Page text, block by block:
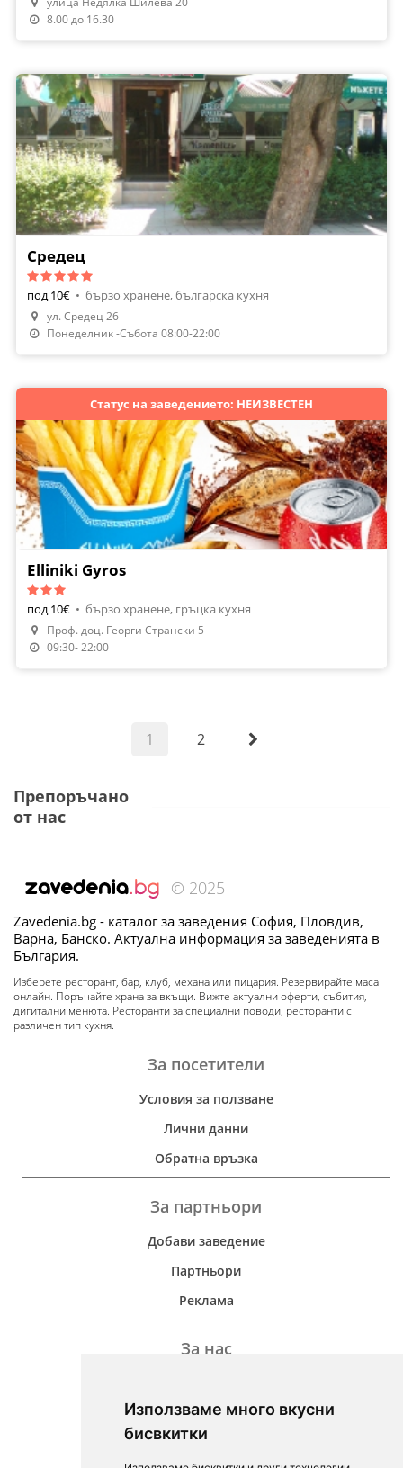
Използваме много вкусни
бисвкитки
8.00 до 16.30
Средец
под 10€ • бързо хранене, българска кухня
ул. Средец 26
Понеделник -Събота 08:00-22:00
Статус на заведението: НЕИЗВЕСТЕН
Elliniki Gyros
под 10€ • бързо хранене, гръцка кухня
Проф. доц. Георги Странски 5
09:30- 22:00
1 2
Препоръчано
от нас
© 2025
Zavedenia.bg - каталог за заведения София, Пловдив,
Варна, Банско. Актуална информация за заведенията в
България.
Изберете ресторант, бар, клуб, механа или пицария. Резервирайте маса
онлайн. Поръчайте храна за вкъщи. Вижте актуални оферти, събития,
дигитални менюта. Ресторанти за специални поводи, ресторанти с
различен тип кухня.
За посетители
Условия за ползване
Лични данни
Обратна връзка
За партньори
Добави заведение
Партньори
Реклама
За нас
Контакти
For Investors